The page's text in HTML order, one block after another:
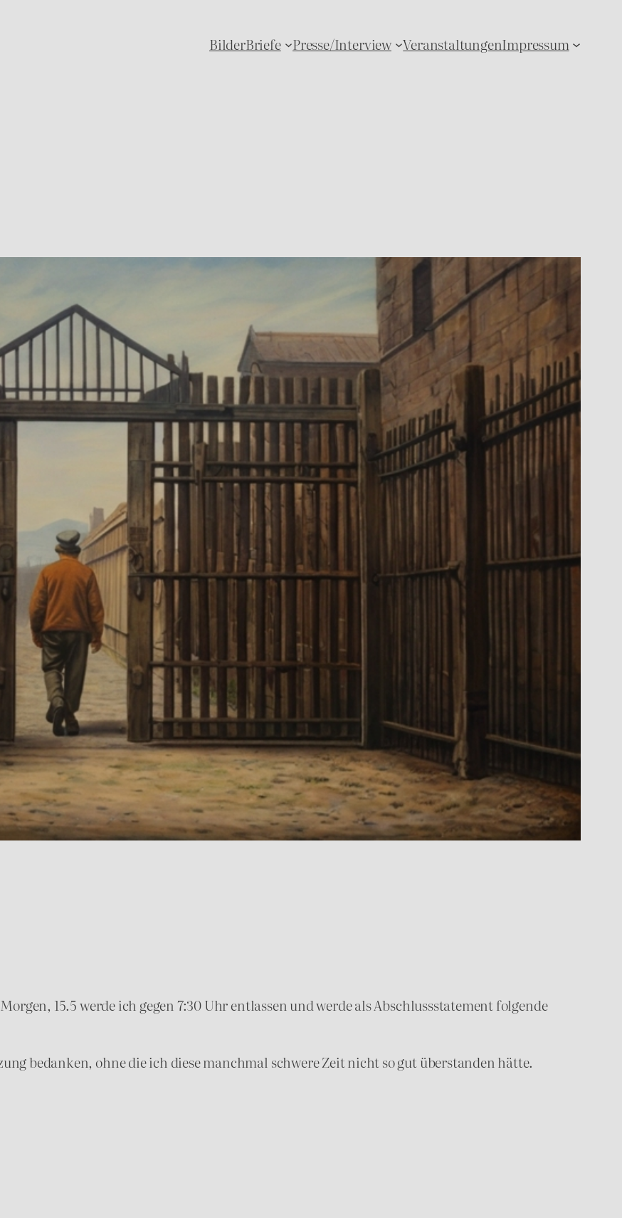
BilderBriefe Presse/Interview VeranstaltungenImpressum
15.5 werde ich gegen 7:30 Uhr entlassen und werde als Abschlussstatement folgende
bedanken, ohne die ich diese manchmal schwere Zeit nicht so gut überstanden hätte.